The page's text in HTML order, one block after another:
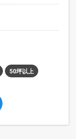
50坪以上